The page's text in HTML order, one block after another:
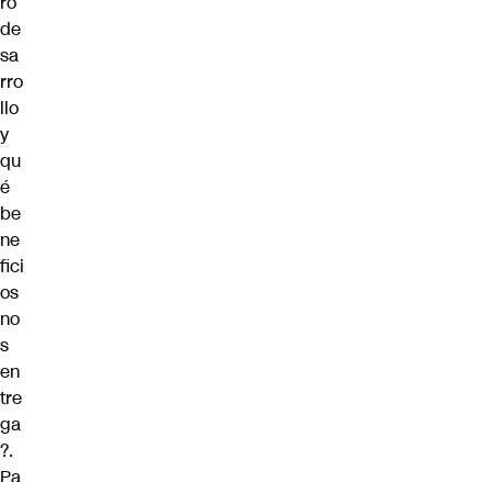
de
sa
rro
llo
y
qu
é
be
ne
fici
os
no
s
en
tre
ga
?.
Pa